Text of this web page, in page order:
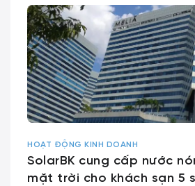
HOẠT ĐỘNG KINH DOANH
SolarBK cung cấp nước
mặt trời cho khách sạn 5